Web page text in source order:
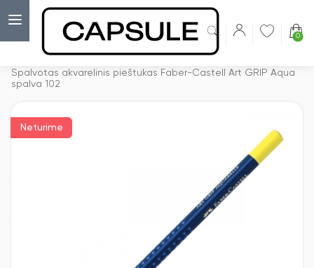
0
Spalvotas akvarelinis pieštukas Faber-Castell Art GRIP Aqua
spalva 102
Neturime